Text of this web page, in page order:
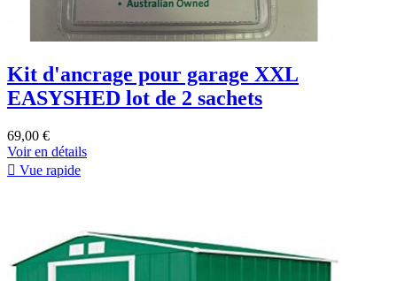
Kit d'ancrage pour garage XXL
EASYSHED lot de 2 sachets
69,00 €
Voir en détails
 Vue rapide